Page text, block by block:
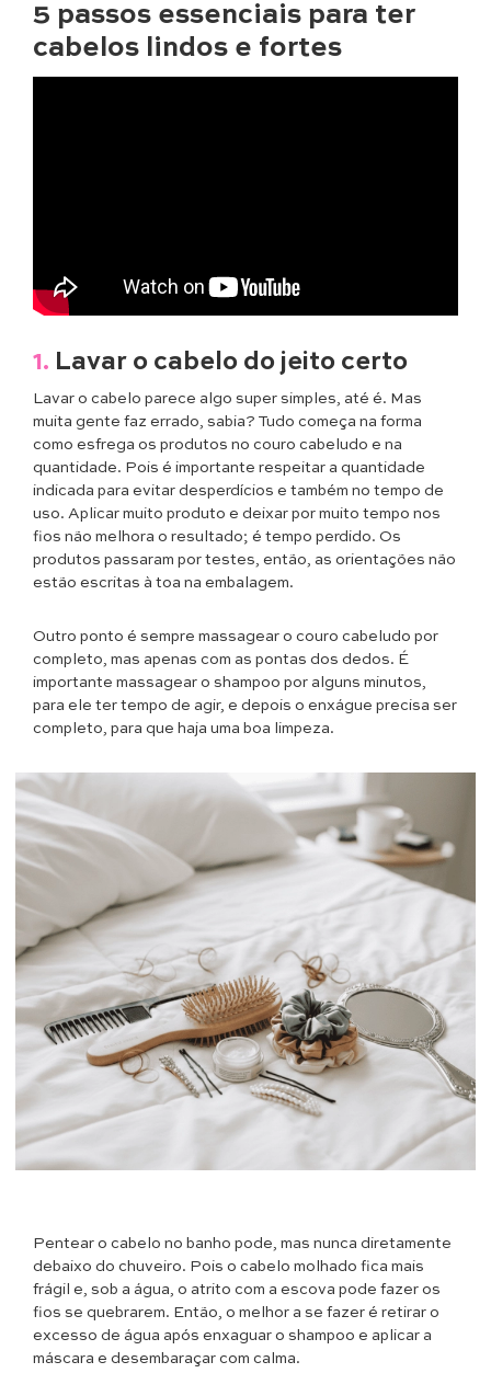
5 passos essenciais para ter
cabelos lindos e fortes
1. Lavar o cabelo do jeito certo
Lavar o cabelo parece algo super simples, até é. Mas
muita gente faz errado, sabia? Tudo começa na forma
como esfrega os produtos no couro cabeludo e na
quantidade. Pois é importante respeitar a quantidade
indicada para evitar desperdícios e também no tempo de
uso. Aplicar muito produto e deixar por muito tempo nos
fios não melhora o resultado; é tempo perdido. Os
produtos passaram por testes, então, as orientações não
estão escritas à toa na embalagem.
Outro ponto é sempre massagear o couro cabeludo por
completo, mas apenas com as pontas dos dedos. É
importante massagear o shampoo por alguns minutos,
para ele ter tempo de agir, e depois o enxágue precisa ser
completo, para que haja uma boa limpeza.
Pentear o cabelo no banho pode, mas nunca diretamente
debaixo do chuveiro. Pois o cabelo molhado fica mais
frágil e, sob a água, o atrito com a escova pode fazer os
fios se quebrarem. Então, o melhor a se fazer é retirar o
excesso de água após enxaguar o shampoo e aplicar a
máscara e desembaraçar com calma.